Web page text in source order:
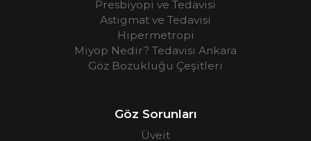
Presbiyopi ve Tedavisi
Astigmat ve Tedavisi
Hipermetropi
Miyop Nedir? Tedavisi Ankara
Göz Bozukluğu Çeşitleri
Göz Sorunları
Üveit